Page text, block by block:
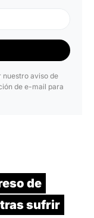
nuestro aviso de
de e-mail para
de
sufrir